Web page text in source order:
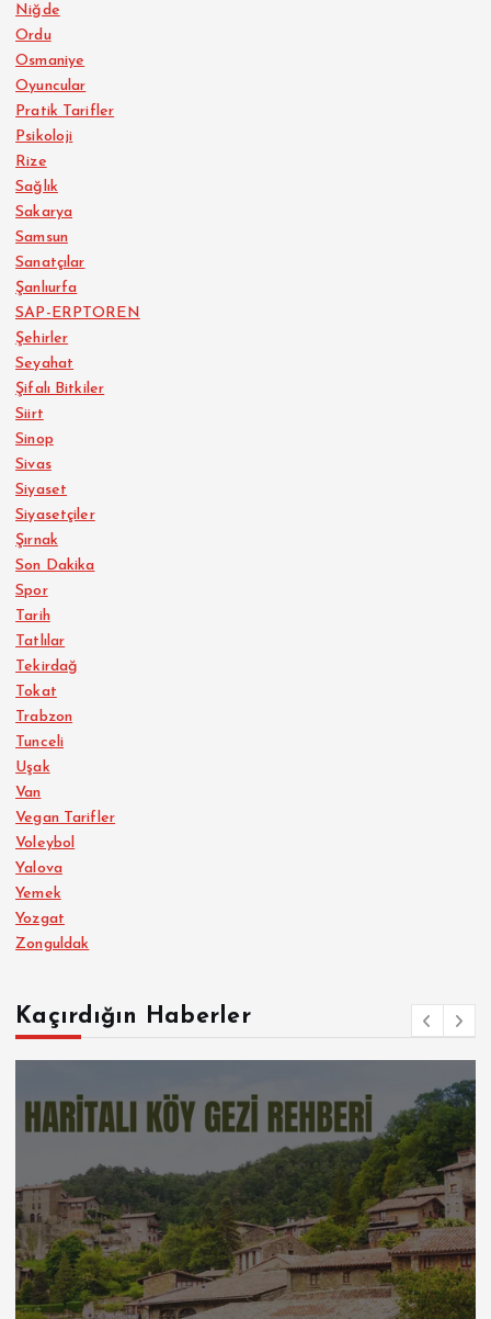
Niğde
Ordu
Osmaniye
Oyuncular
Pratik Tarifler
Psikoloji
Rize
Sağlık
Sakarya
Samsun
Sanatçılar
Şanlıurfa
SAP-ERPTOREN
Şehirler
Seyahat
Şifalı Bitkiler
Siirt
Sinop
Sivas
Siyaset
Siyasetçiler
Şırnak
Son Dakika
Spor
Tarih
Tatlılar
Tekirdağ
Tokat
Trabzon
Tunceli
Uşak
Van
Vegan Tarifler
Voleybol
Yalova
Yemek
Yozgat
Zonguldak
Kaçırdığın Haberler